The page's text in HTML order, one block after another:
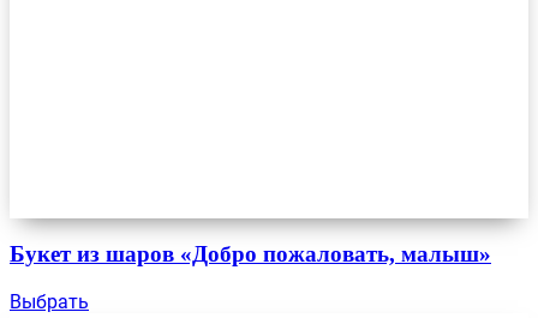
Букет из шаров «Добро пожаловать, малыш»
Выбрать